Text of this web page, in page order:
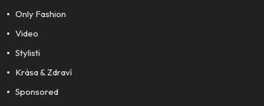
Only Fashion
Video
Stylisti
Krása & Zdraví
Sponsored